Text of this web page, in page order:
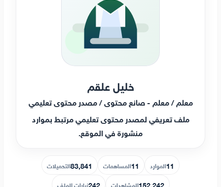
خليل علقم
معلم / معلم - صانع محتوى / مصدر محتوى تعليمي
ملف تعريفي لمصدر محتوى تعليمي مرتبط بموارد
منشورة في الموقع.
11الموارد 11المساهمات 83,841التحميلات
152,242المشاهدات 242زيارات الملف